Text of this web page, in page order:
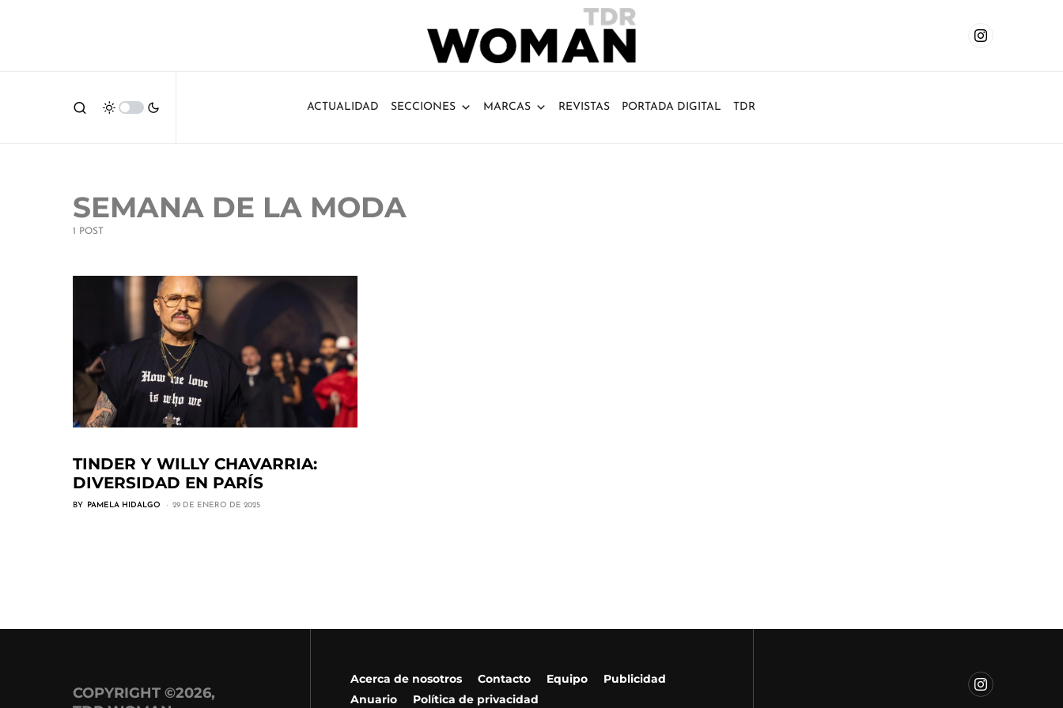
ACTUALIDAD SECCIONES MARCAS REVISTAS PORTADA DIGITAL TDR
SEMANA DE LA MODA
1 POST
TINDER Y WILLY CHAVARRIA:
DIVERSIDAD EN PARÍS
BY PAMELA HIDALGO 29 DE ENERO DE 2025
COPYRIGHT ©2026,
Acerca de nosotros Contacto Equipo
Publicidad
Anuario
Política de privacidad